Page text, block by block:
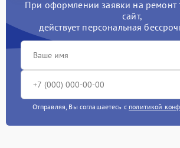
При оформлении заявки на ремонт
сайт,
действует персональная
Отправляя, Вы соглашаетесь с политикой